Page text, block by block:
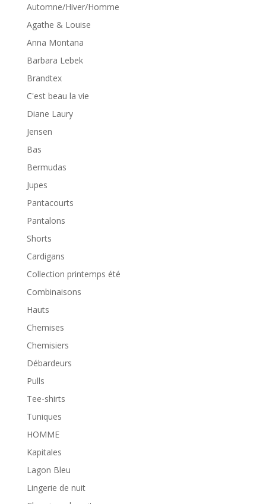
Automne/Hiver/Homme
Agathe & Louise
Anna Montana
Barbara Lebek
Brandtex
C'est beau la vie
Diane Laury
Jensen
Bas
Bermudas
Jupes
Pantacourts
Pantalons
Shorts
Cardigans
Collection printemps été
Combinaisons
Hauts
Chemises
Chemisiers
Débardeurs
Pulls
Tee-shirts
Tuniques
HOMME
Kapitales
Lagon Bleu
Lingerie de nuit